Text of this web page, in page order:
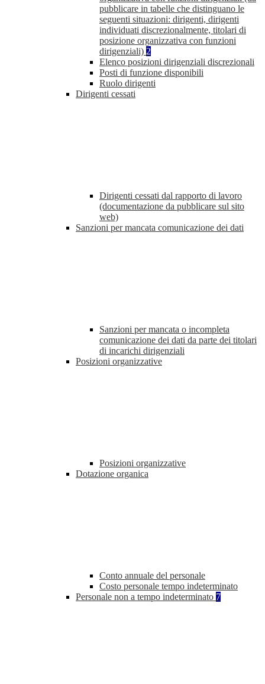
pubblicare in tabelle che distinguano le
seguenti situazioni: dirigenti, dirigenti
individuati discrezionalmente, titolari di
posizione organizzativa con funzioni
dirigenziali) 2
Elenco posizioni dirigenziali discrezionali
Posti di funzione disponibili
Ruolo dirigenti
Dirigenti cessati
Dirigenti cessati dal rapporto di lavoro
(documentazione da pubblicare sul sito
web)
Sanzioni per mancata comunicazione dei dati
Sanzioni per mancata o incompleta
comunicazione dei dati da parte dei titolari
di incarichi dirigenziali
Posizioni organizzative
Posizioni organizzative
Dotazione organica
Conto annuale del personale
Costo personale tempo indeterminato
Personale non a tempo indeterminato 7